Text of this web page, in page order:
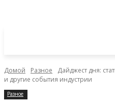
Домой Разное
Дайджест дня:
и другие события индустрии
Разное